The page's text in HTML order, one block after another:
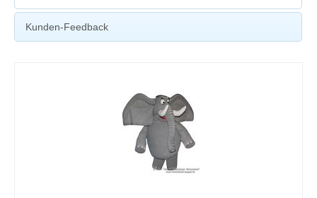
Kunden-Feedback